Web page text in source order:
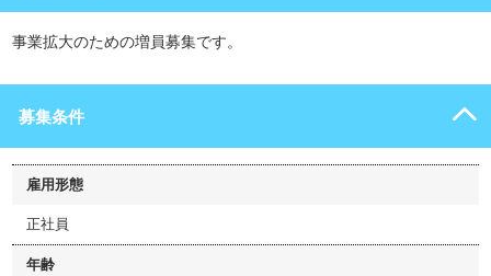
事業拡大のための増員募集です。
募集条件
雇用形態
正社員
年齢